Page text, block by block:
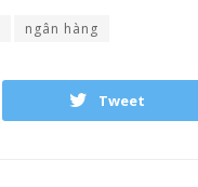
ngân hàng
Tweet